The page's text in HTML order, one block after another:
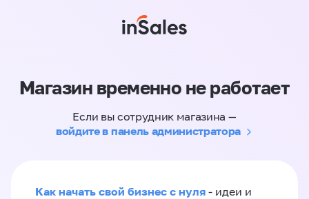
Магазин временно не работает
Если вы сотрудник магазина —
войдите в панель администратора
Как начать свой бизнес с нуля - идеи и